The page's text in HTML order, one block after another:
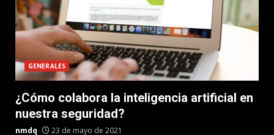
GENERALES
¿Cómo colabora la inteligencia artificial en
nuestra seguridad?
nmdq 23 de mayo de 2021